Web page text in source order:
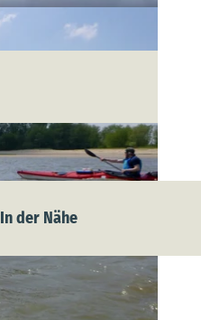
In der Nähe